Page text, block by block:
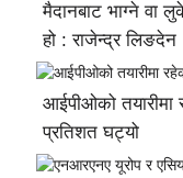
मैदानबाट भाग्ने वा
हो : राजेन्द्र लिङदेन
आईपीओको
प्रतिशत घट्यो